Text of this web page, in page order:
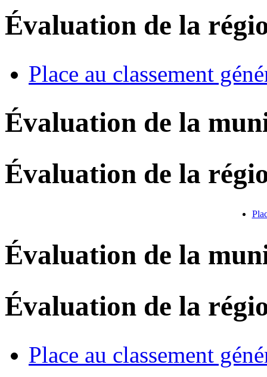
Évaluation de la
Place au classement
Évaluation de la
Évaluation de la
Évaluation de la
Évaluation de la
Place au classement